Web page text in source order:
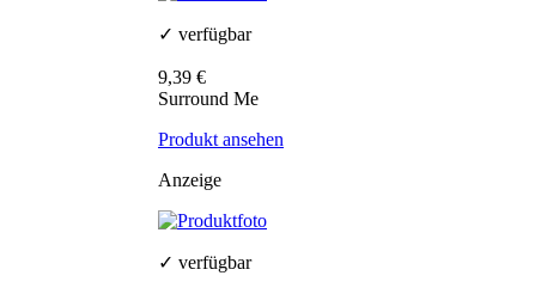
✓ verfügbar
9,39 €
Surround Me
Produkt ansehen
Anzeige
✓ verfügbar